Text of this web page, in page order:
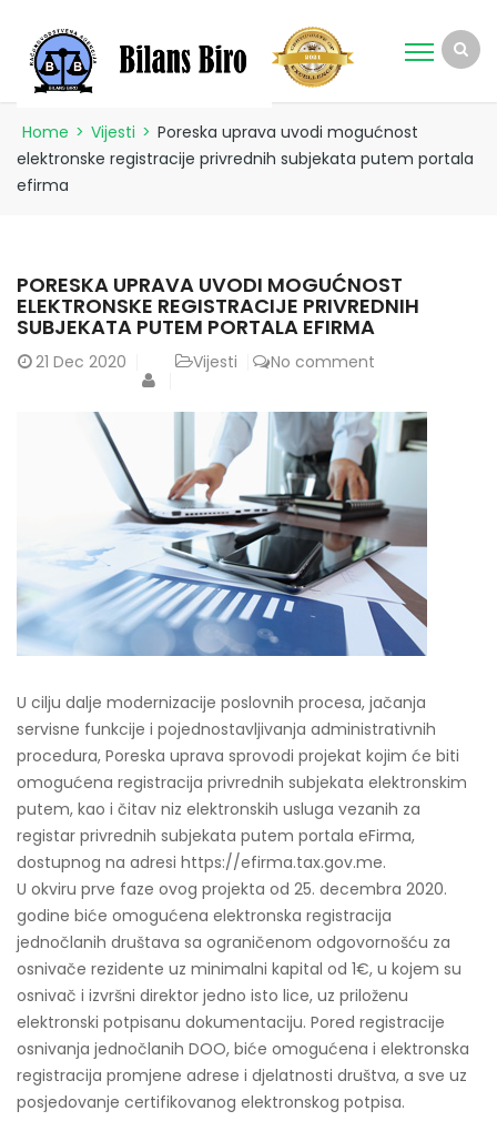
Home > Vijesti > Poreska uprava uvodi mogućnost
elektronske registracije privrednih subjekata putem portala
efirma
PORESKA UPRAVA UVODI MOGUĆNOST
ELEKTRONSKE REGISTRACIJE PRIVREDNIH
SUBJEKATA PUTEM PORTALA EFIRMA
21 Dec 2020 Vijesti No comment
U cilju dalje modernizacije poslovnih procesa, jačanja
servisne funkcije i pojednostavljivanja administrativnih
procedura, Poreska uprava sprovodi projekat kojim će biti
omogućena registracija privrednih subjekata elektronskim
putem, kao i čitav niz elektronskih usluga vezanih za
registar privrednih subjekata putem portala eFirma,
dostupnog na adresi https://efirma.tax.gov.me.
U okviru prve faze ovog projekta od 25. decembra 2020.
godine biće omogućena elektronska registracija
jednočlanih društava sa ograničenom odgovornošću za
osnivače rezidente uz minimalni kapital od 1€, u kojem su
osnivač i izvršni direktor jedno isto lice, uz priloženu
elektronski potpisanu dokumentaciju. Pored registracije
osnivanja jednočlanih DOO, biće omogućena i elektronska
registracija promjene adrese i djelatnosti društva, a sve uz
posjedovanje certifikovanog elektronskog potpisa.